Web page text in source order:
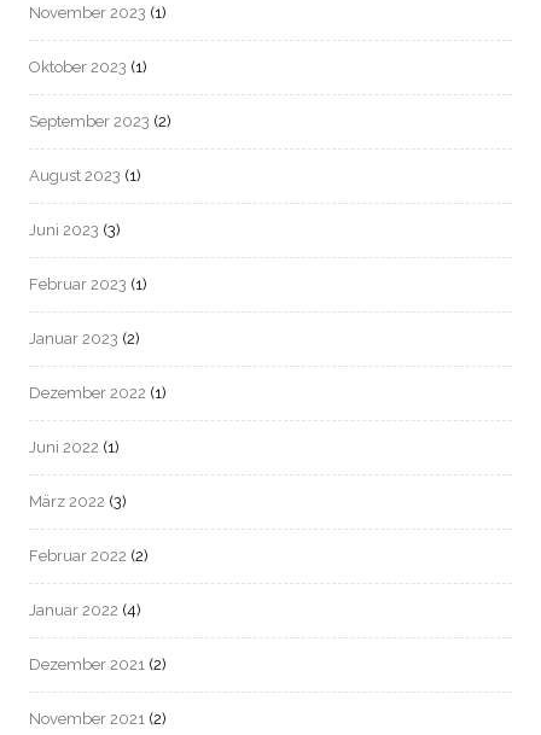
November 2023 (1)
Oktober 2023 (1)
September 2023 (2)
August 2023 (1)
Juni 2023 (3)
Februar 2023 (1)
Januar 2023 (2)
Dezember 2022 (1)
Juni 2022 (1)
März 2022 (3)
Februar 2022 (2)
Januar 2022 (4)
Dezember 2021 (2)
November 2021 (2)